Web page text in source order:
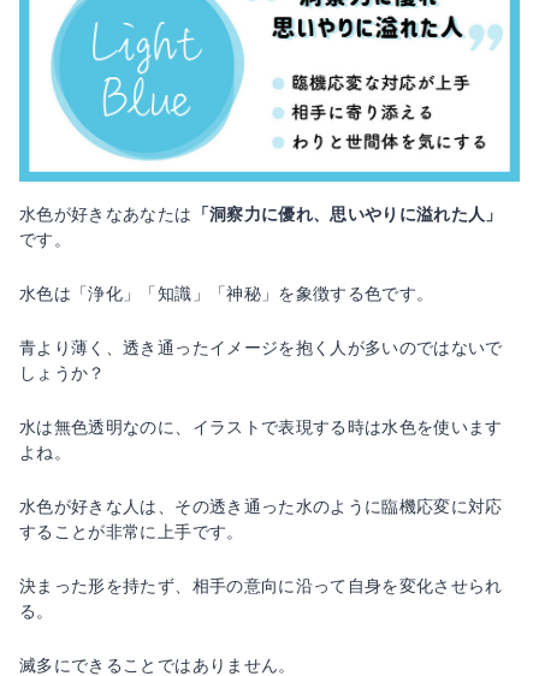
水色が好きなあなたは 「洞察力に優れ、思いやりに溢れた人」
です。
水色は「浄化」「知識」「神秘」を象徴する色です。
青より薄く、透き通ったイメージを抱く人が多いのではないで
しょうか？
水は無色透明なのに、イラストで表現する時は水色を使います
よね。
水色が好きな人は、その透き通った水のように臨機応変に対応
することが非常に上手です。
決まった形を持たず、相手の意向に沿って自身を変化させられ
る。
滅多にできることではありません。